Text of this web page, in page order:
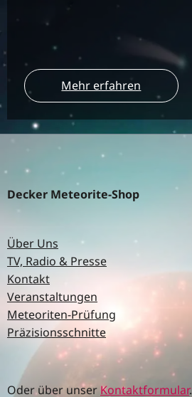
Mehr erfahren
Decker Meteorite-Shop
Über Uns
TV, Radio & Presse
Kontakt
Veranstaltungen
Meteoriten-Prüfung
Präzisionsschnitte
Oder über unserKontaktformular.